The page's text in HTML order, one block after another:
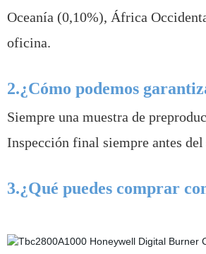
Oceanía (0,10%), África
oficina.
2.¿Cómo podemos
Siempre una muestra de
Inspección final siempre antes
3.¿Qué puedes comprar